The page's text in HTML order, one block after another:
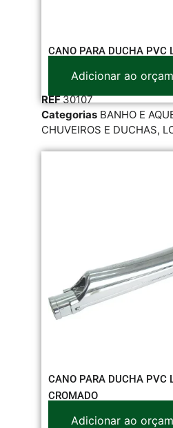
CANO PARA DUCHA PVC
Adicionar ao
REF30107
Categorias BANHO E
CHUVEIROS E DUCHAS,
CANO PARA DUCHA PVC
CROMADO
Adicionar ao